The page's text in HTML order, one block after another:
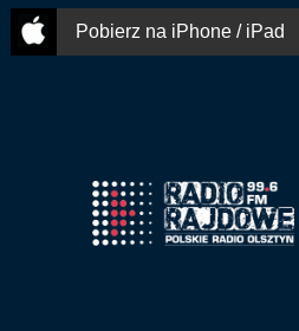
Pobierz na iPhone / iPad